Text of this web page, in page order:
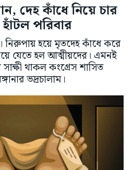
দেহ কাঁধে নিয়ে চার
পরিবার
নিরুপায় হয়ে মৃতদেহ কাঁধে করে
যেতে হল আত্মীয়দের। এমনই
সাক্ষী থাকল কংগ্রেস শাসিত
ভদ্রচালাম।